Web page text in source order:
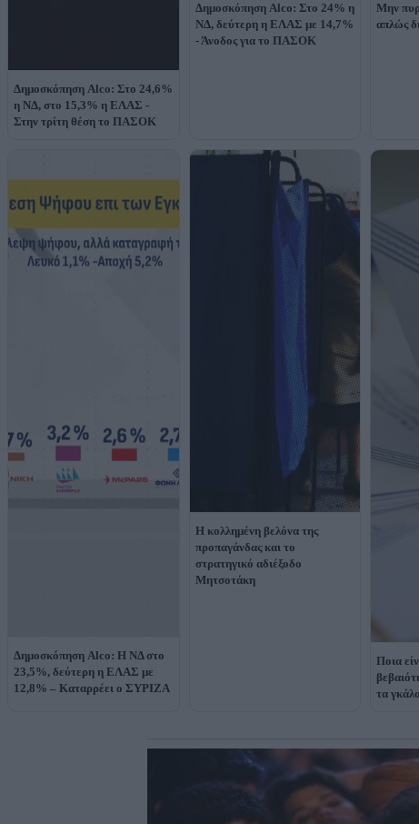
Δημοσκόπηση Alco: Στο 24,6%
η ΝΔ, στο 15,3% η ΕΛΑΣ -
Στην τρίτη θέση το ΠΑΣΟΚ
Δημοσκόπηση Alco: Στο 24% η
ΝΔ, δεύτερη η ΕΛΑΣ με 14,7%
- Άνοδος για το ΠΑΣΟΚ
Μην
απλώς
Δημοσκόπηση Alco: Η ΝΔ στο
23,5%, δεύτερη η ΕΛΑΣ με
12,8% – Καταρρέει ο ΣΥΡΙΖΑ
Η κολλημένη βελόνα της
προπαγάνδας και το
στρατηγικό αδιέξοδο
Μητσοτάκη
Ποια
τα